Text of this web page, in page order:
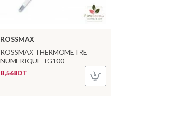
ROSSMAX
ROSSMAX THERMOMETRE
NUMERIQUE TG100
8,568DT